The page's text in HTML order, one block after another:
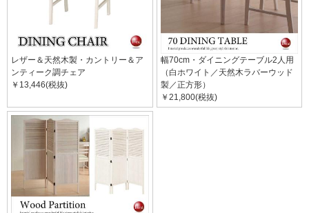
レザー＆天然木製・カントリー＆ア
ンティーク調チェア
￥13,446(税抜)
幅70cm・ダイニングテーブル2人用
（白ホワイト／天然木ラバーウッド
製／正方形）
￥21,800(税抜)